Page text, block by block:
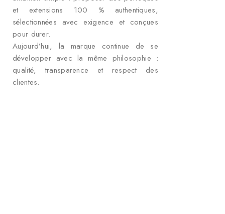
et extensions 100 % authentiques,
sélectionnées avec exigence et conçues
pour durer.
Aujourd’hui, la marque continue de se
développer avec la même philosophie :
qualité, transparence et respect des
clientes.